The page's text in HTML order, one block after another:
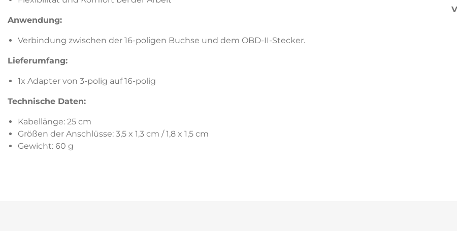
Anwendung:
Verbindung zwischen der 16-poligen Buchse und dem OBD-II-Stecker.
Lieferumfang:
1x Adapter von 3-polig auf 16-polig
Technische Daten:
Kabellänge: 25 cm
Größen der Anschlüsse: 3,5 x 1,3 cm / 1,8 x 1,5 cm
Gewicht: 60 g